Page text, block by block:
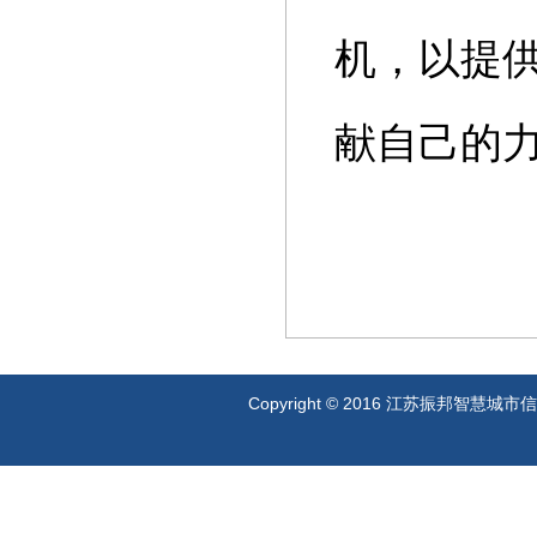
机，以提
献自己的
Copyright © 2016 江苏振邦智慧城市